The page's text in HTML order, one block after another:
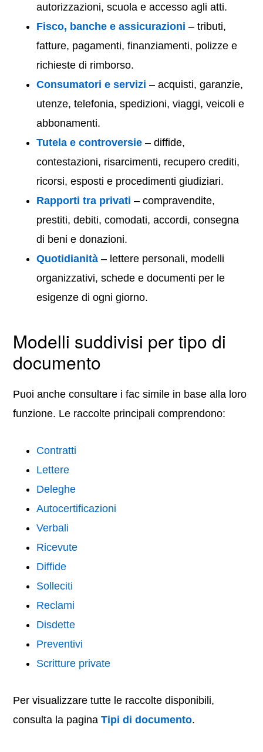
autorizzazioni, scuola e accesso agli atti.
Fisco, banche e assicurazioni – tributi,
fatture, pagamenti, finanziamenti, polizze e
richieste di rimborso.
Consumatori e servizi – acquisti, garanzie,
utenze, telefonia, spedizioni, viaggi, veicoli e
abbonamenti.
Tutela e controversie – diffide,
contestazioni, risarcimenti, recupero crediti,
ricorsi, esposti e procedimenti giudiziari.
Rapporti tra privati – compravendite,
prestiti, debiti, comodati, accordi, consegna
di beni e donazioni.
Quotidianità – lettere personali, modelli
organizzativi, schede e documenti per le
esigenze di ogni giorno.
Modelli suddivisi per tipo di
documento
Puoi anche consultare i fac simile in base alla loro
funzione. Le raccolte principali comprendono:
Contratti
Lettere
Deleghe
Autocertificazioni
Verbali
Ricevute
Diffide
Solleciti
Reclami
Disdette
Preventivi
Scritture private
Per visualizzare tutte le raccolte disponibili,
consulta la paginaTipi di documento.